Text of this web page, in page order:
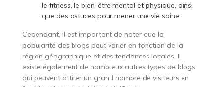
le fitness, le bien-être mental et physique, ainsi
que des astuces pour mener une vie saine.
Cependant, il est important de noter que la
popularité des blogs peut varier en fonction de la
région géographique et des tendances locales. Il
existe également de nombreux autres types de blogs
qui peuvent attirer un grand nombre de visiteurs en